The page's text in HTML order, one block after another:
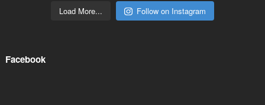
Load More... Follow on Instagram
Facebook